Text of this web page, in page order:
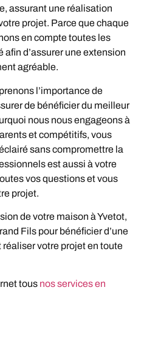
assurant une réalisation
projet. Parce que chaque
en compte toutes les
d’assurer une extension
agréable.
l’importance de
de bénéficier du meilleur
nous nous engageons à
et compétitifs, vous
sans compromettre la
est aussi à votre
vos questions et vous
projet.
de votre maison à Yvetot,
Fils pour bénéficier d’une
votre projet en toute
tous nos services en